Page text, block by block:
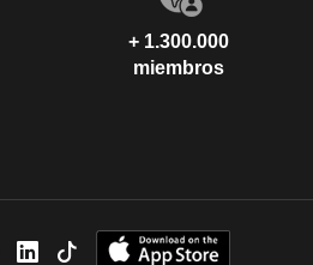
+ 1.300.000
miembros